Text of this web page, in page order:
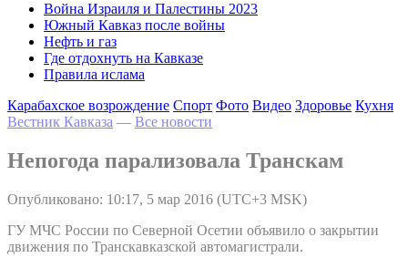
Война Израиля и Палестины 2023
Южный Кавказ после войны
Нефть и газ
Где отдохнуть на Кавказе
Правила ислама
Карабахское возрождение Спорт Фото Видео Здоровье Кухня
Вестник Кавказа — Все новости
Непогода парализовала Транскам
Опубликовано: 10:17, 5 мар 2016 (UTC+3 MSK)
ГУ МЧС России по Северной Осетии объявило о закрытии
движения по Транскавказской автомагистрали.